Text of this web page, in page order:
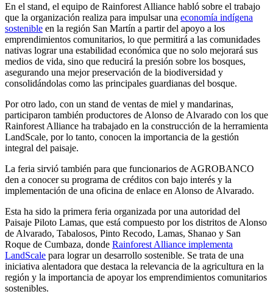
En el stand, el equipo de Rainforest Alliance habló sobre el trabajo
que la organización realiza para impulsar una economía indígena
sostenible en la región San Martín a partir del apoyo a los
emprendimientos comunitarios, lo que permitirá a las comunidades
nativas lograr una estabilidad económica que no solo mejorará sus
medios de vida, sino que reducirá la presión sobre los bosques,
asegurando una mejor preservación de la biodiversidad y
consolidándolas como las principales guardianas del bosque.
Por otro lado, con un stand de ventas de miel y mandarinas,
participaron también productores de Alonso de Alvarado con los que
Rainforest Alliance ha trabajado en la construcción de la herramienta
LandScale, por lo tanto, conocen la importancia de la gestión
integral del paisaje.
La feria sirvió también para que funcionarios de AGROBANCO
den a conocer su programa de créditos con bajo interés y la
implementación de una oficina de enlace en Alonso de Alvarado.
Esta ha sido la primera feria organizada por una autoridad del
Paisaje Piloto Lamas, que está compuesto por los distritos de Alonso
de Alvarado, Tabalosos, Pinto Recodo, Lamas, Shanao y San
Roque de Cumbaza, donde Rainforest Alliance implementa
LandScale para lograr un desarrollo sostenible. Se trata de una
iniciativa alentadora que destaca la relevancia de la agricultura en la
región y la importancia de apoyar los emprendimientos comunitarios
sostenibles.